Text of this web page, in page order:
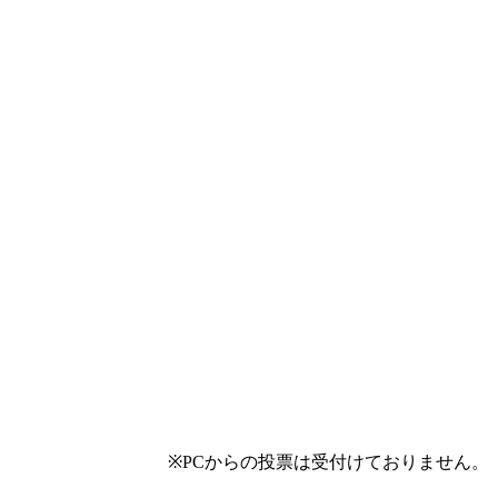
※PCからの投票は受付けておりません。